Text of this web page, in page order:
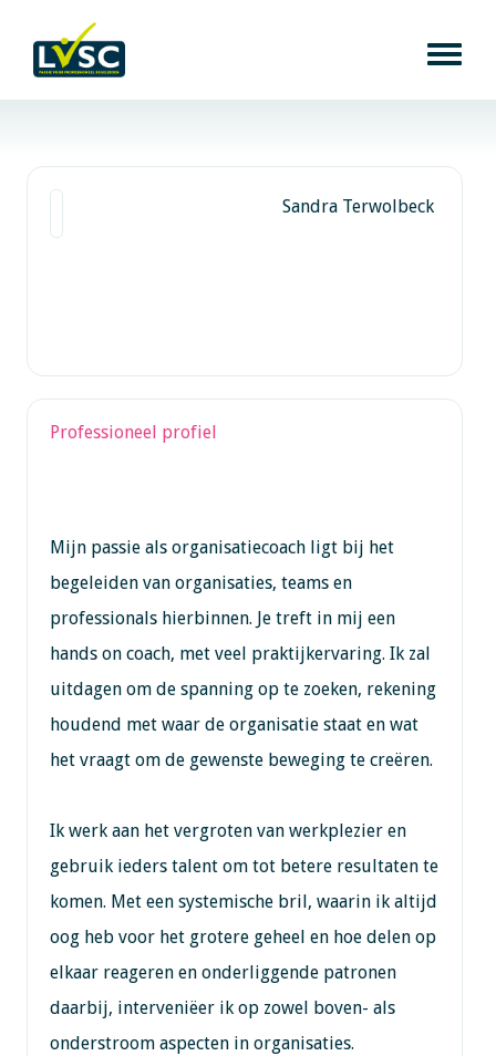
Sandra Terwolbeck
Professioneel profiel
Mijn passie als organisatiecoach ligt bij het
begeleiden van organisaties, teams en
professionals hierbinnen. Je treft in mij een
hands on coach, met veel praktijkervaring. Ik zal
uitdagen om de spanning op te zoeken, rekening
houdend met waar de organisatie staat en wat
het vraagt om de gewenste beweging te creëren.
Ik werk aan het vergroten van werkplezier en
gebruik ieders talent om tot betere resultaten te
komen. Met een systemische bril, waarin ik altijd
oog heb voor het grotere geheel en hoe delen op
elkaar reageren en onderliggende patronen
daarbij, interveniëer ik op zowel boven- als
onderstroom aspecten in organisaties.